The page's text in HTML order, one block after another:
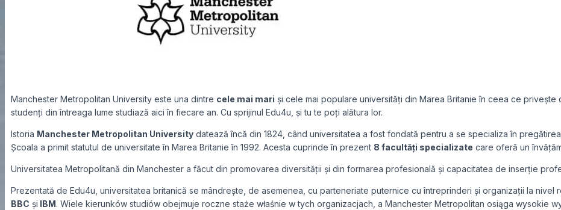
Sunt de acord cu prelucrarea datelor mele personale de către Edu4u Ltd în
informare și marketing
5700
Manchester Metropolitan University este una dintre cele mai mari și cele mai populare universități din Marea Britanie în ceea ce
studenți din întreaga lume studiază aici în fiecare an. Cu sprijinul Edu4u, și tu te poți alătura lor.
Istoria Manchester Metropolitan University datează încă din 1824, când universitatea a fost fondată pentru a se specializa în
Școala a primit statutul de universitate în Marea Britanie în 1992. Acesta cuprinde în prezent 8 facultăți specializate care oferă un
Universitatea Metropolitană din Manchester a făcut din promovarea diversității și din formarea profesională și capacitatea de inserție
Prezentată de Edu4u, universitatea britanică se mândrește, de asemenea, cu parteneriate puternice cu întreprinderi și organizații la nivel
BBC și IBM. Wiele kierunków studiów obejmuje roczne staże właśnie w tych organizacjach, a Manchester Metropolitan osiąga wysokie